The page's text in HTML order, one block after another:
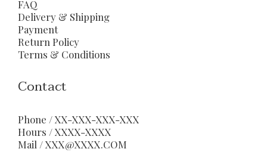
FAQ
Delivery & Shipping
Payment
Return Policy
Terms & Conditions
Contact
Phone / XX-XXX-XXX-XXX
Hours / XXXX-XXXX
Mail / XXX@XXXX.COM